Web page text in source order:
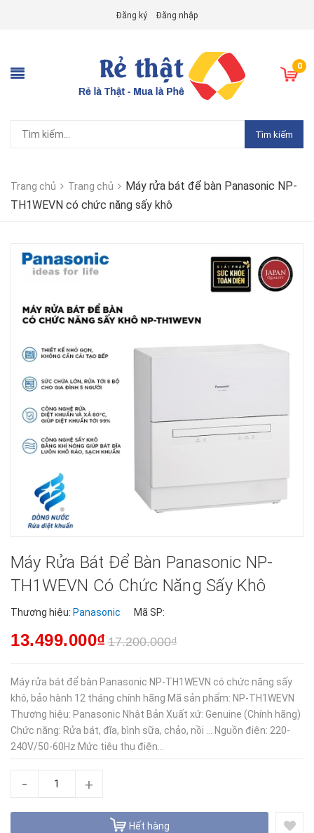
Đăng ký Đăng nhập
0
Tìm kiếm
Trang chủ Trang chủ
Máy rửa bát để bàn Panasonic NP-
TH1WEVN có chức năng sấy khô
Máy Rửa Bát Để Bàn Panasonic NP-
TH1WEVN Có Chức Năng Sấy Khô
Thương hiệu: Panasonic Mã SP:
13.499.000₫17.200.000₫
Máy rửa bát để bàn Panasonic NP-TH1WEVN có chức năng sấy
khô, bảo hành 12 tháng chính hãng Mã sản phẩm: NP-TH1WEVN
Thương hiệu: Panasonic Nhật Bản Xuất xứ: Genuine (Chính hãng)
Chức năng: Rửa bát, đĩa, bình sữa, chảo, nồi ... Nguồn điện: 220-
240V/50-60Hz Mức tiêu thụ điện...
- +
Hết hàng